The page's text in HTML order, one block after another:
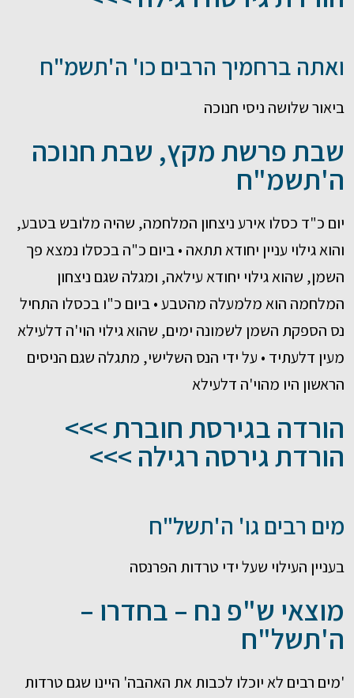
ואתה ברחמיך הרבים כו' ה'תשמ"ח
ביאור שלושה ניסי חנוכה
שבת פרשת מקץ, שבת חנוכה
ה'תשמ"ח
יום כ"ד כסלו אירע ניצחון המלחמה, שהיה מלובש בטבע,
והוא גילוי עניין יחודא תתאה • ביום כ"ה בכסלו נמצא פך
השמן, שהוא גילוי יחודא עילאה, ומגלה שגם ניצחון
המלחמה הוא מלמעלה מהטבע • ביום כ"ו בכסלו התחיל
נס הספקת השמן לשמונה ימים, שהוא גילוי הוי'ה דלעילא
מעין דלעתיד • על ידי הנס השלישי, מתגלה שגם הניסים
הראשון היו מהוי'ה דלעילא
הורדה בגירסת חוברת >>>
הורדת גירסה רגילה >>>
מים רבים גו' ה'תשל"ח
בעניין העילוי שעל ידי טרדות הפרנסה
מוצאי ש"פ נח – בחדרו –
ה'תשל"ח
'מים רבים לא יוכלו לכבות את האהבה' היינו שגם טרדות